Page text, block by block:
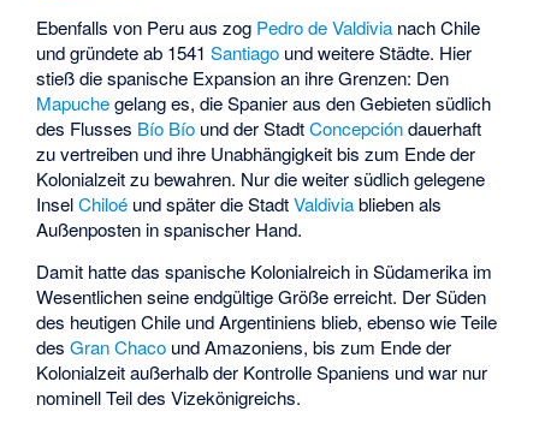
Ebenfalls von Peru aus zog Pedro de Valdivia nach Chile
und gründete ab 1541Santiago und weitere Städte. Hier
stieß die spanische Expansion an ihre Grenzen: Den
Mapuchegelang es, die Spanier aus den Gebieten südlich
des Flusses Bío Bío und der StadtConcepcióndauerhaft
zu vertreiben und ihre Unabhängigkeit bis zum Ende der
Kolonialzeit zu bewahren. Nur die weiter südlich gelegene
InselChiloé und später die StadtValdiviablieben als
Außenposten in spanischer Hand.
Damit hatte das spanische Kolonialreich in Südamerika im
Wesentlichen seine endgültige Größe erreicht. Der Süden
des heutigen Chile und Argentiniens blieb, ebenso wie Teile
desGran Chaco und Amazoniens, bis zum Ende der
Kolonialzeit außerhalb der Kontrolle Spaniens und war nur
nominell Teil des Vizekönigreichs.